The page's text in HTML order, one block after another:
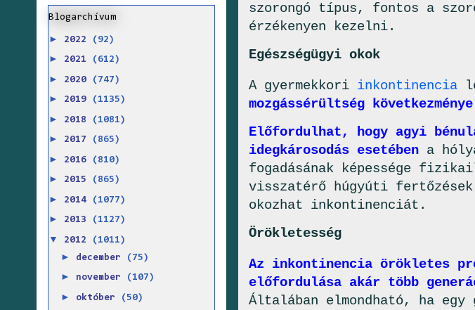
szorongó típus, fontos a
érzékenyen kezelni.
Egészségügyi okok
A gyermekkori inkontinencia
mozgássérültség következménye
Előfordulhat, hogy agyi
idegkárosodás esetében a
fogadásának képessége
visszatérő húgyúti
okozhat inkontinenciát.
Örökletesség
Az inkontinencia örökletes
előfordulása akár több
Általában elmondható, ha
Blogarchívum
► 2022 (92)
► 2021 (612)
► 2020 (747)
► 2019 (1135)
► 2018 (1081)
► 2017 (865)
► 2016 (810)
► 2015 (865)
► 2014 (1077)
► 2013 (1127)
▼ 2012 (1011)
► december (75)
► november (107)
► október (50)